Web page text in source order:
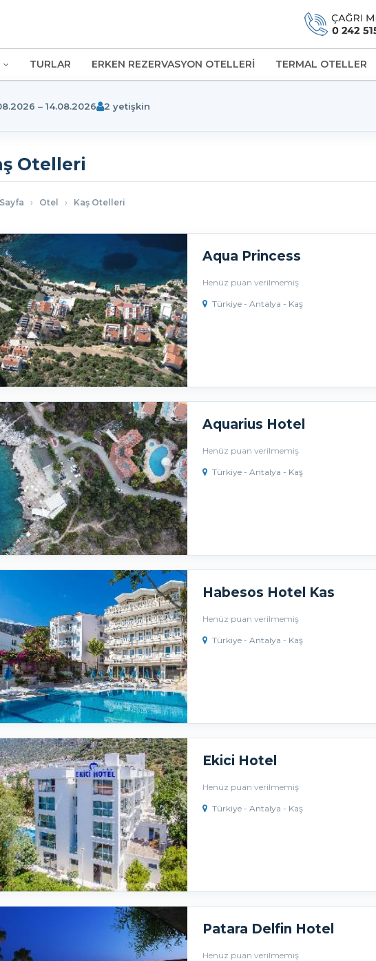
TURLAR ERKEN REZERVASYON OTELLERİ TERMAL OTELLER
– 14.08.2026 2 yetişkin
Otelleri
› Otel › Kaş Otelleri
Aqua Princess
Henüz puan verilmemiş
Türkiye - Antalya - Kaş
Aquarius Hotel
Henüz puan verilmemiş
Türkiye - Antalya - Kaş
Habesos Hotel Kas
Henüz puan verilmemiş
Türkiye - Antalya - Kaş
Ekici Hotel
Henüz puan verilmemiş
Türkiye - Antalya - Kaş
Patara Delfin Hotel
Henüz puan verilmemiş